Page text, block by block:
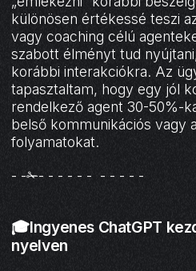
különösen értékessé teszi
vagy coaching célú
szabott élményt tud
korábbi interakciókra. Az
tapasztaltam, hogy egy jól
rendelkező agent 30-50%-
belső kommunikációs vagy
folyamatokat.
- -✁- - - - - - - - - - -
🎓Ingyenes ChatGPT
nyelven